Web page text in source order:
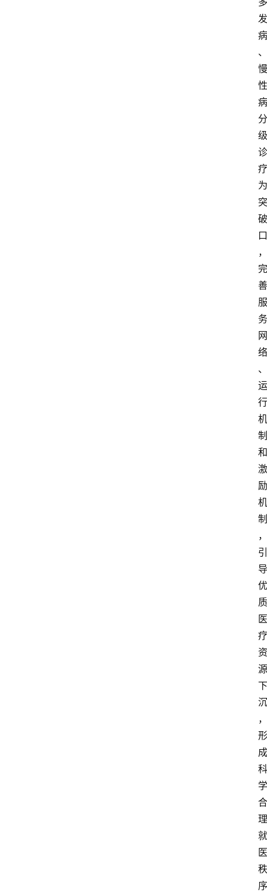
发
病
、
慢
性
病
分
级
诊
疗
为
突
破
口
，
完
善
服
务
网
络
、
运
行
机
制
和
激
励
机
制
，
引
导
优
质
医
疗
资
源
下
沉
，
形
成
科
学
合
理
就
医
秩
序